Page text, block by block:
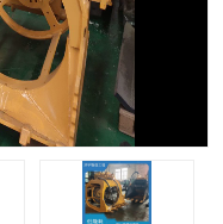
机
路机
装载机
机